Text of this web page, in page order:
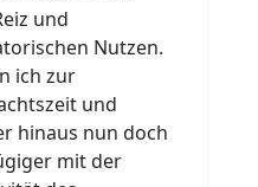
und
Nutzen.
ich zur
und
hinaus nun doch
mit der